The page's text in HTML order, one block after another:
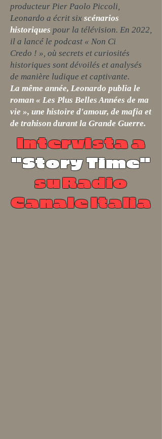
producteur Pier Paolo Piccoli,
Leonardo a écrit six scénarios
historiques pour la télévision. En 2022,
il a lancé le podcast « Non Ci
Credo ! », où secrets et curiosités
historiques sont dévoilés et analysés
de manière ludique et captivante.
La même année, Leonardo publia le
roman « Les Plus Belles Années de ma
vie », une histoire d'amour, de mafia et
de trahison durant la Grande Guerre.
Intervista a
"Story Time"
su Radio
Canale Italia